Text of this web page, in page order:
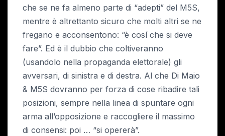
che se ne fa almeno parte di “adepti” del M5S,
mentre è altrettanto sicuro che molti altri se ne
fregano e acconsentono: “è cosí che si deve
fare”. Ed è il dubbio che coltiveranno
(usandolo nella propaganda elettorale) gli
avversari, di sinistra e di destra. Al che Di Maio
& M5S dovranno per forza di cose ribadire tali
posizioni, sempre nella linea di spuntare ogni
arma all’opposizione e raccogliere il massimo
di consensi: poi … “si opererà”.